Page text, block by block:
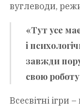
вуглеводи,
«Тут усе
і
завжди
свою
Всесвітні ігри